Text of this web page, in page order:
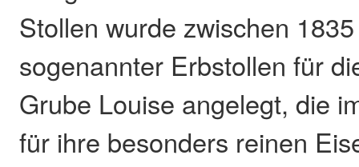
Stollen wurde zwischen
sogenannter Erbstollen für
Grube Louise angelegt, die
für ihre besonders reinen